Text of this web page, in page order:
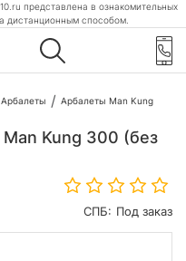
представлена в ознакомительных
дистанционным способом.
Арбалеты Арбалеты Man Kung
Kung 300 (без
СПБ: Под заказ